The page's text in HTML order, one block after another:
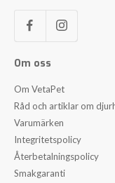
Om oss
Om VetaPet
Råd och artiklar om
Varumärken
Integritetspolicy
Återbetalningspolicy
Smakgaranti